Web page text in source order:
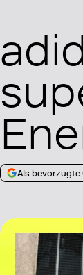
Als bevorzugte